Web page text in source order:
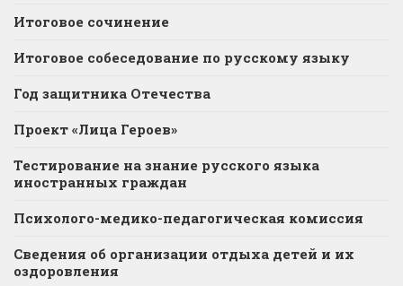
Итоговое сочинение
Итоговое собеседование по русскому языку
Год защитника Отечества
Проект «Лица Героев»
Тестирование на знание русского языка
иностранных граждан
Психолого-медико-педагогическая комиссия
Сведения об организации отдыха детей и их
оздоровления